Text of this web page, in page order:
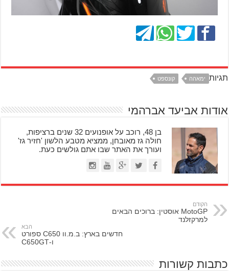
תגיות ימאהה קונספט
אודות אביעד אברהמי
בן 48, רוכב על אופנועים 32 שנים ברציפות,
חולה גז מאובחן, ממציא מטבע הלשון 'חזיר גז'
ועורך את האתר שבו אתם גולשים כעת.
הקודם
MotoGP אוסטין: ברוכים הבאים
למרקזלנד
הבא
חדשים בארץ: ב.מ.וו C650 ספורט
ו-C650GT
כתבות קשורות